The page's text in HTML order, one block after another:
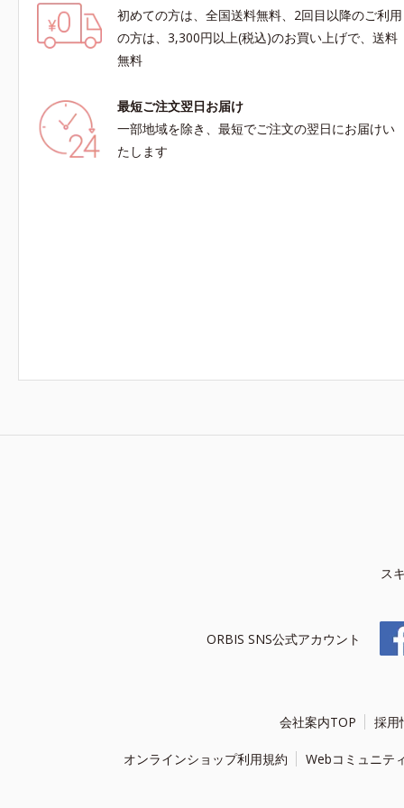
初めての方は、全国送料無料、2回目以降のご利用
の方は、3,300円以上(税込)のお買い上げで、送料
無料
最短ご注文翌日お届け
一部地域を除き、最短でご注文の翌日にお届けい
たします
ス
ORBIS SNS公式アカウント
会社案内TOP 採用
オンラインショップ利用規約 Webコミュニテ